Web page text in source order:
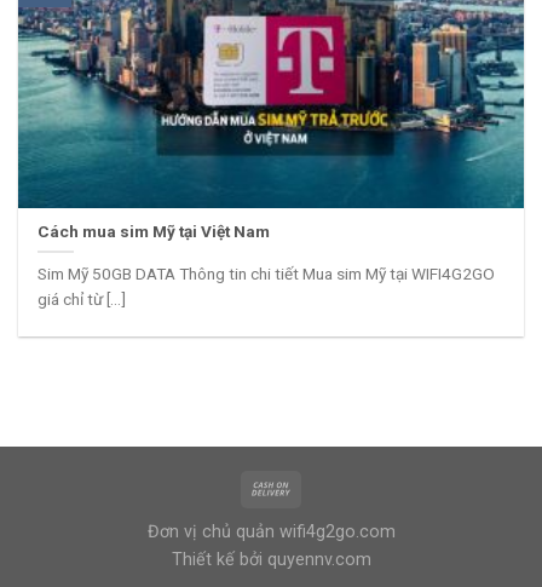
Cách mua sim Mỹ tại Việt Nam
Sim Mỹ 50GB DATA Thông tin chi tiết Mua sim Mỹ tại WIFI4G2GO
giá chỉ từ [...]
Đơn vị chủ quản wifi4g2go.com
Thiết kế bởi quyennv.com